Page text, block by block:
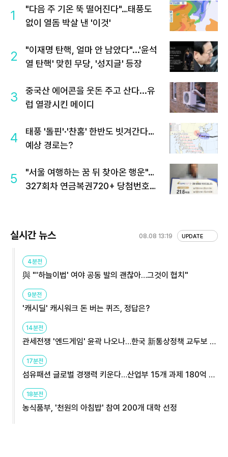
1
"다음 주 기온 뚝 떨어진다"…태풍도
없이 열돔 박살 낸 '이것'
2
"이재명 탄핵, 얼마 안 남았다"...'윤석
열 탄핵' 맞힌 무당, '성지글' 등장
3
중국산 에어콘을 웃돈 주고 산다...유
럽 열광시킨 메이디
4
태풍 '돌핀'·'찬홈' 한반도 빗겨간다…
예상 경로는?
5
"서울 여행하는 꿈 뒤 찾아온 행운"…
327회차 연금복권720+ 당첨번호조
실시간 뉴스 08.08 13:19 UPDATE
4분전
與 "'하늘이법' 여야 공동 발의 괜찮아…그것이 협치"
9분전
'캐시딜' 캐시워크 돈 버는 퀴즈, 정답은?
14분전
관세전쟁 '엔드게임' 윤곽 나오나…한국 新통상정책 교두보 활
17분전
섬유패션 글로벌 경쟁력 키운다…산업부 15개 과제 180억 지
18분전
농식품부, '천원의 아침밥' 참여 200개 대학 선정